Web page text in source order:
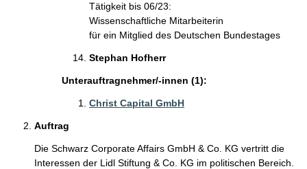
Tätigkeit bis 06/23:
Wissenschaftliche Mitarbeiterin
für ein Mitglied des Deutschen Bundestages
Stephan Hofherr
Unterauftragnehmer/-innen (1):
Christ Capital GmbH
Auftrag
Die Schwarz Corporate Affairs GmbH & Co. KG vertritt die
Interessen der Lidl Stiftung & Co. KG im politischen Bereich.